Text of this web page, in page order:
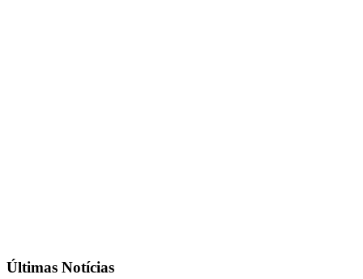
Últimas Notícias